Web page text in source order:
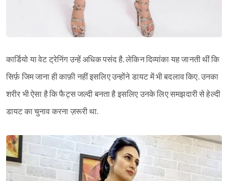
कार्डियो या वेट ट्रेनिंग उन्हें अधिक पसंद है. लेकिन दिव्यांका यह जानती थीं कि
सिर्फ़ जिम जाना ही काफ़ी नहीं इसलिए उन्होंने डायट में भी बदलाव किए. उनका
शरीर भी ऐसा है कि फैट्स जल्दी बनता है इसलिए उनके लिए समझदारी से हेल्दी
डायट का चुनाव करना ज़रूरी था.